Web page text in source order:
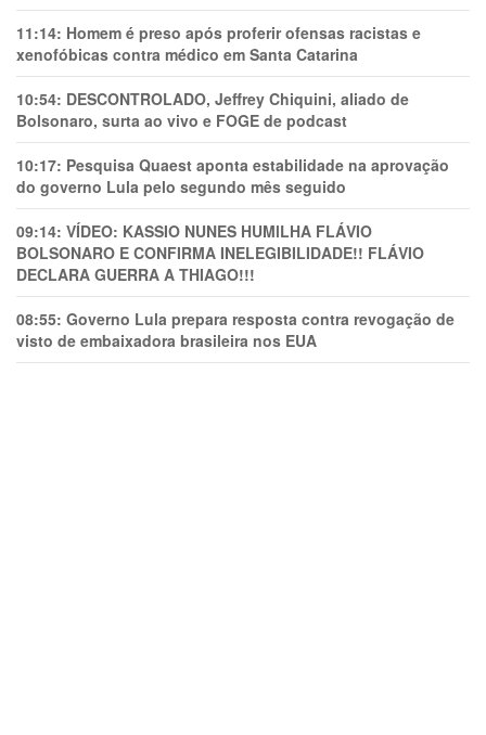
11:14: Homem é preso após proferir ofensas racistas e
xenofóbicas contra médico em Santa Catarina
10:54: DESCONTROLADO, Jeffrey Chiquini, aliado de
Bolsonaro, surta ao vivo e FOGE de podcast
10:17: Pesquisa Quaest aponta estabilidade na aprovação
do governo Lula pelo segundo mês seguido
09:14: VÍDEO: KASSIO NUNES HUMlLHA FLÁVIO
BOLSONARO E CONFIRMA INELEGIBILIDADE!! FLÁVIO
DECLARA GUERRA A THIAGO!!!
08:55: Governo Lula prepara resposta contra revogação de
visto de embaixadora brasileira nos EUA